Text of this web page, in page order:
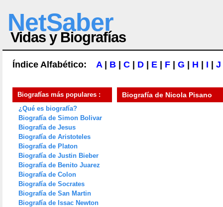
NetSaber
Vidas y Biografías
Índice Alfabético: A| B C D E F G H I J
Biografías más populares :
¿Qué es biografía?
Biografía de Simon Bolivar
Biografía de Jesus
Biografía de Aristoteles
Biografía de Platon
Biografía de Justin Bieber
Biografía de Benito Juarez
Biografía de Colon
Biografía de Socrates
Biografía de San Martin
Biografía de Issac Newton
Biografía de Nicola Pisano